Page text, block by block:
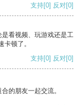
支持[0] 反对[0]
看视频、玩游戏还是工
顿了。
支持[0] 反对[0]
的朋友一起交流。